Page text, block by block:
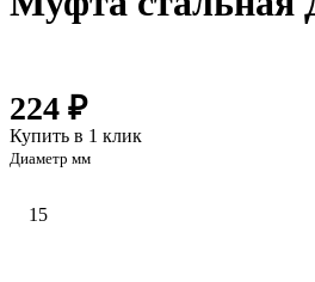
224 ₽
Купить в 1 клик
Диаметр мм
15